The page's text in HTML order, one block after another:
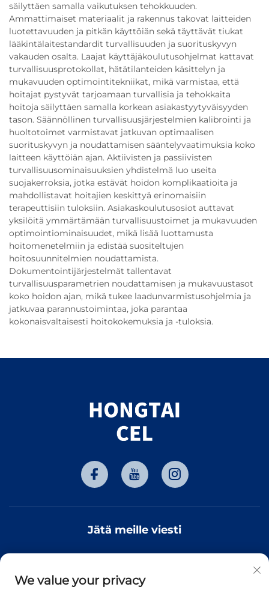
säilyttäen samalla vaikutuksen tehokkuuden.
Ammattimaiset materiaalit ja rakennus takovat laitteiden
luotettavuuden ja pitkän käyttöiän sekä täyttävät tiukat
lääkintälaitestandardit turvallisuuden ja suorituskyvyn
vakauden osalta. Laajat käyttäjäkoulutusohjelmat kattavat
turvallisuusprotokollat, hätätilanteiden käsittelyn ja
mukavuuden optimointitekniikat, mikä varmistaa, että
hoitajat pystyvät tarjoamaan turvallisia ja tehokkaita
hoitoja säilyttäen samalla korkean asiakastyytyväisyyden
tason. Säännöllinen turvallisuusjärjestelmien kalibrointi ja
huoltotoimet varmistavat jatkuvan optimaalisen
suorituskyvyn ja noudattamisen sääntelyvaatimuksia koko
laitteen käyttöiän ajan. Aktiivisten ja passiivisten
turvallisuusominaisuuksien yhdistelmä luo useita
suojakerroksia, jotka estävät hoidon komplikaatioita ja
mahdollistavat hoitajien keskittyä erinomaisiin
terapeuttisiin tuloksiin. Asiakaskoulutusosiot auttavat
yksilöitä ymmärtämään turvallisuustoimet ja mukavuuden
optimointiominaisuudet, mikä lisää luottamusta
hoitomenetelmiin ja edistää suositeltujen
hoitosuunnitelmien noudattamista.
Dokumentointijärjestelmät tallentavat
turvallisuusparametrien noudattamisen ja mukavuustasot
koko hoidon ajan, mikä tukee laadunvarmistusohjelmia ja
jatkuvaa parannustoimintaa, joka parantaa
kokonaisvaltaisesti hoitokokemuksia ja -tuloksia.
Jätä meille viesti
We value your privacy